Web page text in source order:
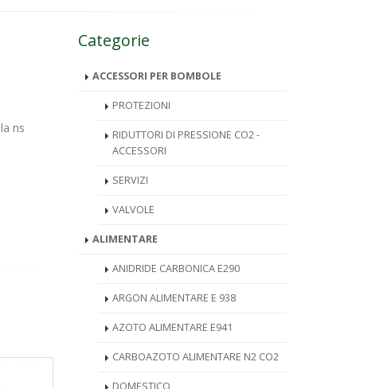
ns
Categorie
ACCESSORI PER BOMBOLE
PROTEZIONI
RIDUTTORI DI PRESSIONE CO2 -
ACCESSORI
SERVIZI
VALVOLE
ALIMENTARE
ANIDRIDE CARBONICA E290
ARGON ALIMENTARE E 938
AZOTO ALIMENTARE E941
CARBOAZOTO ALIMENTARE N2 CO2
DOMESTICO